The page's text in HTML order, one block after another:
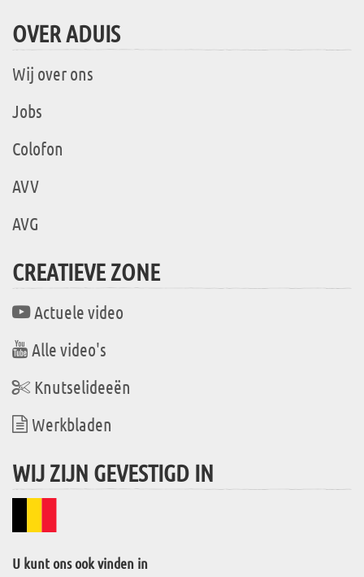
OVER ADUIS
Wij over ons
Jobs
Colofon
AVV
AVG
CREATIEVE ZONE
Actuele video
Alle video's
Knutselideeën
Werkbladen
WIJ ZIJN GEVESTIGD IN
U kunt ons ook vinden in